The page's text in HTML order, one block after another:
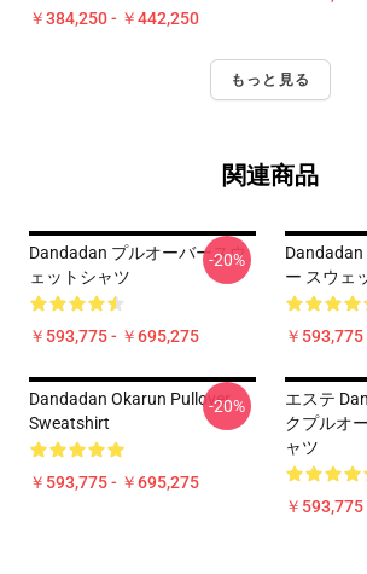
￥384,250 - ￥442,250
もっと見る
関連商品
Dandadan プルオーバースウ
ェットシャツ
￥593,775 - ￥695,275
-20%
ー スウェ
￥
Dandadan Okarun Pullover
Sweatshirt
￥593,775 - ￥695,275
-20%
エステ
クプルオ
ャツ
￥